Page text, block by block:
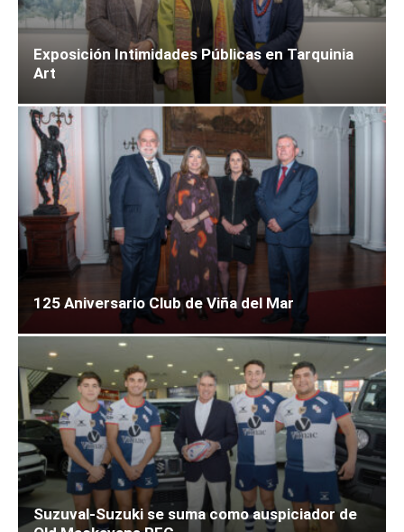
Exposición Intimidades Públicas en Tarquinia
Art
125 Aniversario Club de Viña del Mar
Suzuval-Suzuki se suma como auspiciador de